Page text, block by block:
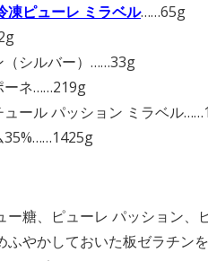
凍ピューレ ミラベル……65g
（シルバー）……33g
ーネ……219g
ュール パッション ミラベル
35%……1425g
糖、ピューレ パッション、
やかしておいた板ゼラチンを